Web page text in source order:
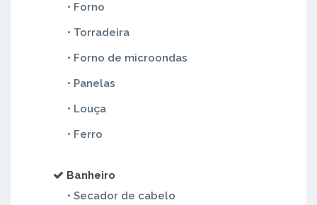
• Forno
• Torradeira
• Forno de microondas
• Panelas
• Louça
• Ferro
Banheiro
• Secador de cabelo